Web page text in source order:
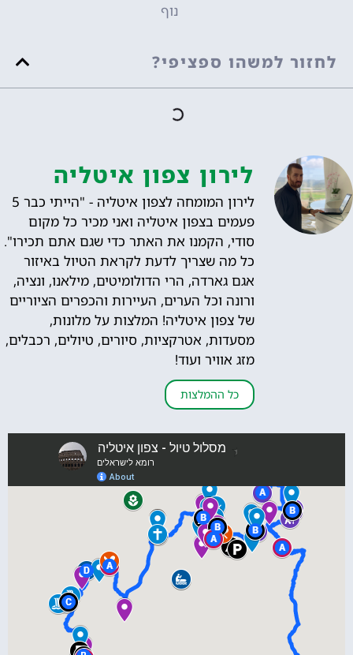
נוף
לחזור למשהו ספציפי?
לירון צפון איטליה
לירון המומחה לצפון איטליה - "הייתי כבר 5
פעמים בצפון איטליה ואני מכיר כל מקום
סודי, הקמנו את האתר כדי שגם אתם תכירו".
כל מה שצריך לדעת לקראת הטיול באיזור
אגם גארדה, הרי הדולומיטים, מילאנו, ונציה,
ורונה וכל הערים, העיירות והכפרים הציוריים
של צפון איטליה! המלצות על מלונות,
מסעדות, אטרקציות, סיורים, טיולים, רכבלים,
מזג אוויר ועוד!
כל ההמלצות